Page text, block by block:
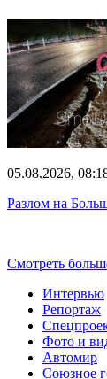
05.08.2026,
Разлом на
Смотреть
Интервью
Репортаж
Фото и
Автомир
Союзное